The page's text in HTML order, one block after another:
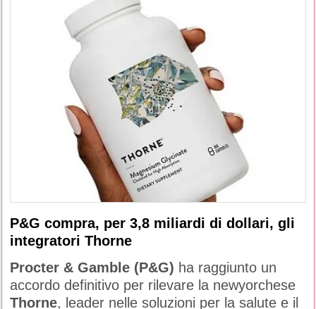
P&G compra, per 3,8 miliardi di dollari, gli
integratori Thorne
Procter & Gamble (P&G) ha raggiunto un
accordo definitivo per rilevare la newyorchese
Thorne, leader nelle soluzioni per la salute e il